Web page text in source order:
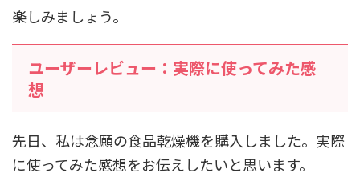
楽しみましょう。
ユーザーレビュー：実際に使ってみた感
想
先日、私は念願の食品乾燥機を購入しました。実際
に使ってみた感想をお伝えしたいと思います。